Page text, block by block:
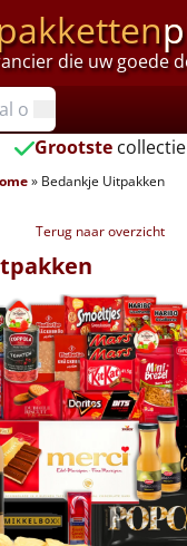
die uw goede
Grootste collectie
» Bedankje Uitpakken
Terug naar overzicht